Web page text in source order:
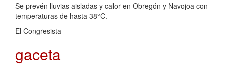
Se prevén lluvias aisladas y calor en Obregón y Navojoa con
temperaturas de hasta 38°C.
El Congresista
gaceta